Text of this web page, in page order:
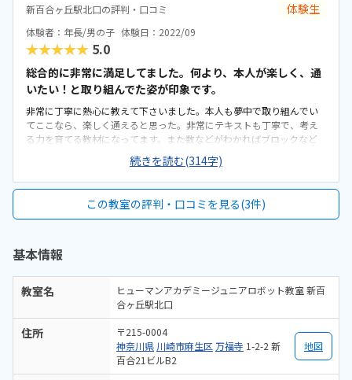
評価できません。机と椅子は大人用でしたので、子供には少し大きい
かもしれません。他の習い事と比べると高いですが、場所代や教材代
がかかることを考えると妥当な料金だと思いました。教材が思ったよ
りも本格的なもので、自分が子供だったらぜひやってみたかったと思
う内容でした。
新百合ヶ丘駅北口の評判・口コミ 体験生
体験者：年長/男の子 体験日：2022/09
★★★★★ 5.0
総合的に非常に満足してました。何より、本人が楽しく、通
いたい！と取り組んでた姿が印象です。
非常に丁寧に熱心に教えて下さいました。本人も夢中で取り組んでい
てここなら、楽しく通えると思った。非常にテキストも丁寧で、考え
る力を育てる教材になってます。また数などがわかればブロックなど
数えながらできるように出来ているので、よいです。自宅からも非常
に近いし、新百合ヶ丘という点で交通の便も良いです。通学はしやす
いです。ビルの研修室でとても綺麗でした。しつないもきれいです。環
う。どこも同じであれば仕方ないが、お値段はもう少し下げてほし
い。教材、カリキュラム、先生がよく、もっとロボット作りたい！と
た。
続きを読む(314字)
この教室の評判・口コミを見る(3件)
基本情報
教室名
ヒューマンアカデミージュニアロボット教室 新百
合ヶ丘駅北口
住所
〒215-0004
神奈川県 川崎市麻生区 万福寺 1-2-2 新
百合21ビルB2
地図